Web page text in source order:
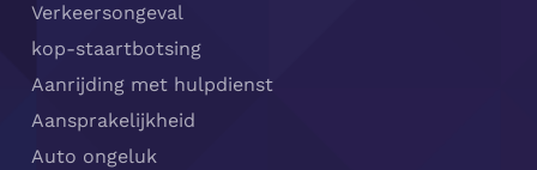
Verkeersongeval
kop-staartbotsing
Aanrijding met hulpdienst
Aansprakelijkheid
Auto ongeluk